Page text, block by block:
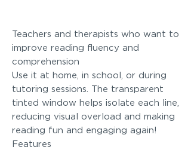
Teachers and therapists who want to
improve reading fluency and
comprehension
Use it at home, in school, or during
tutoring sessions. The transparent
tinted window helps isolate each line,
reducing visual overload and making
reading fun and engaging again!
Features